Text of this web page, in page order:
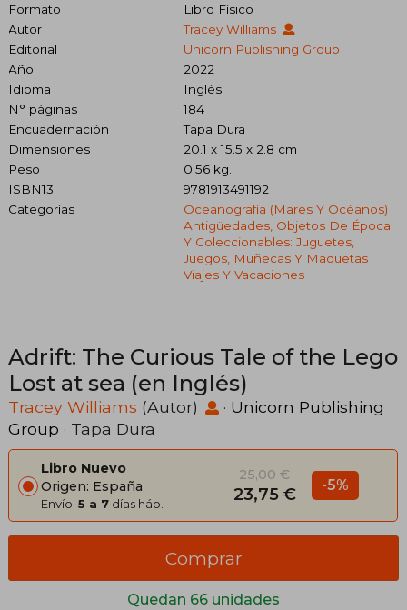
Formato
Libro Físico
Autor
Tracey Williams
Editorial
Unicorn Publishing Group
Año
2022
Idioma
Inglés
N° páginas
184
Encuadernación
Tapa Dura
Dimensiones
20.1 x 15.5 x 2.8 cm
Peso
0.56 kg.
ISBN13
9781913491192
Categorías
Oceanografía (mares Y Océanos)
Antigüedades, Objetos De Época
Y Coleccionables: Juguetes,
Juegos, Muñecas Y Maquetas
Viajes Y Vacaciones
Adrift: The Curious Tale of the Lego
Lost at sea (en Inglés)
Tracey Williams (Autor) · Unicorn Publishing
Group · Tapa Dura
Libro Nuevo
Origen: España
Envío: 5 a 7 días háb.
25,00 €
23,75 € -5%
Quedan 66 unidades
Comprar